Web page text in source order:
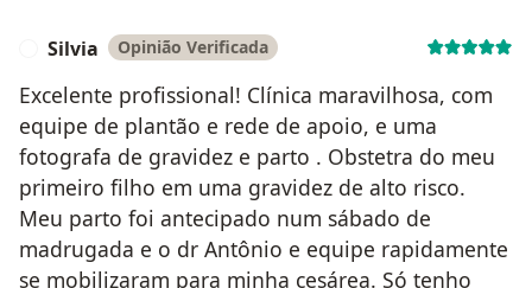
Silvia Opinião Verificada
Excelente profissional! Clínica maravilhosa, com
equipe de plantão e rede de apoio, e uma
fotografa de gravidez e parto . Obstetra do meu
primeiro filho em uma gravidez de alto risco.
Meu parto foi antecipado num sábado de
madrugada e o dr Antônio e equipe rapidamente
se mobilizaram para minha cesárea. Só tenho